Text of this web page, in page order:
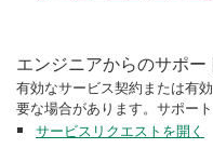
エンジニアからのサポー
有効なサービス契約または有
要な場合があります。サポー
サービスリクエストを開く